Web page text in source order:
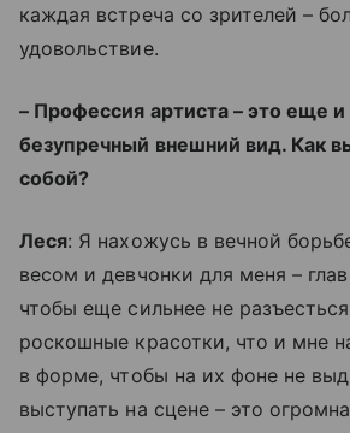
каждая встреча со зрителей –
удовольствие.
– Профессия артиста – это еще и
безупречный внешний вид. Как
собой?
Леся: Я нахожусь в вечной
весом и девчонки для меня –
чтобы еще сильнее не
роскошные красотки, что и мне
в форме, чтобы на их фоне не
выступать на сцене – это